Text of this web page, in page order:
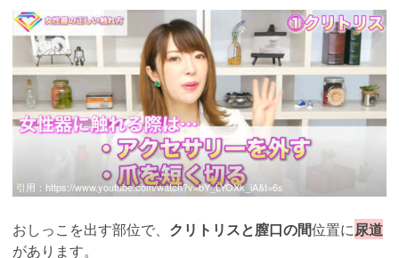
引用： https://www.youtube.com/watch?v=bY_LYOXk_iA&t=6s
おしっこを出す部位で、 クリトリスと膣口の間位置に尿道
があります。